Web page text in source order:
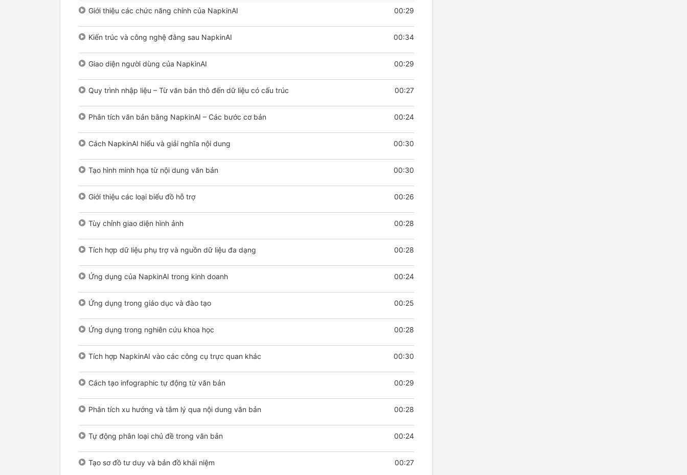
Giới thiệu các chức năng chính của NapkinAI 00:29
Kiến trúc và công nghệ đằng sau NapkinAI 00:34
Giao diện người dùng của NapkinAI 00:29
Quy trình nhập liệu – Từ văn bản thô đến dữ liệu có cấu trúc 00:27
Phân tích văn bản bằng NapkinAI – Các bước cơ bản 00:24
Cách NapkinAI hiểu và giải nghĩa nội dung 00:30
Tạo hình minh họa từ nội dung văn bản 00:30
Giới thiệu các loại biểu đồ hỗ trợ 00:26
Tùy chỉnh giao diện hình ảnh 00:28
Tích hợp dữ liệu phụ trợ và nguồn dữ liệu đa dạng 00:28
Ứng dụng của NapkinAI trong kinh doanh 00:24
Ứng dụng trong giáo dục và đào tạo 00:25
Ứng dụng trong nghiên cứu khoa học 00:28
Tích hợp NapkinAI vào các công cụ trực quan khác 00:30
Cách tạo infographic tự động từ văn bản 00:29
Phân tích xu hướng và tâm lý qua nội dung văn bản 00:28
Tự động phân loại chủ đề trong văn bản 00:24
Tạo sơ đồ tư duy và bản đồ khái niệm 00:27